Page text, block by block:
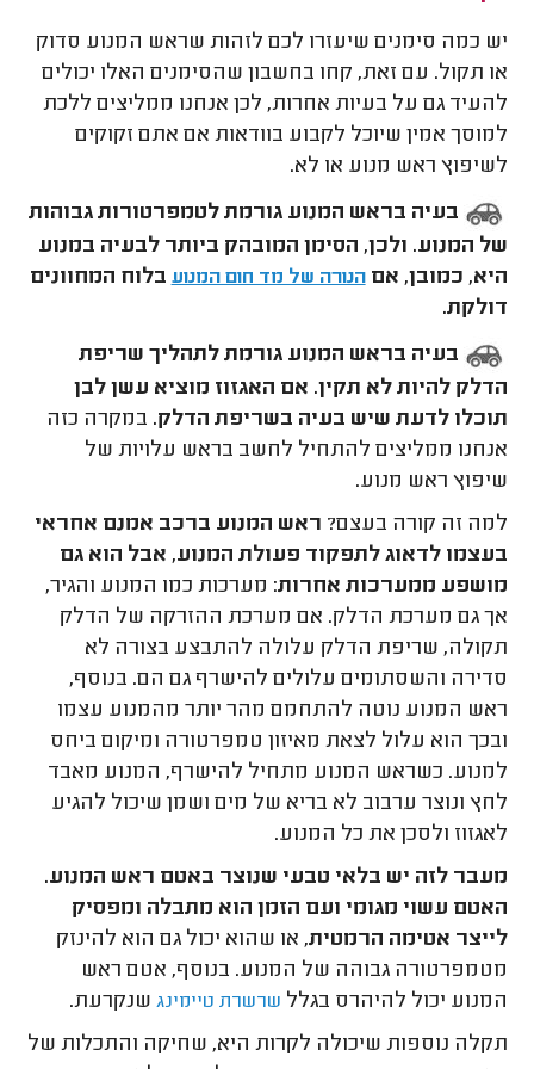
יש כמה סימנים שיעזרו לכם לזהות שראש המנוע סדוק
או תקול. עם זאת, קחו בחשבון שהסימנים האלו יכולים
להעיד גם על בעיות אחרות, לכן אנחנו ממליצים ללכת
למוסך אמין שיוכל לקבוע בוודאות אם אתם זקוקים
לשיפוץ ראש מנוע או לא.
בעיה בראש המנוע גורמת לטמפרטורות גבוהות
של המנוע. ולכן, הסימן המובהק ביותר לבעיה במנוע
היא, כמובן, אםהנורה של מד חום המנועבלוח המחוונים
דולקת.
בעיה בראש המנוע גורמת לתהליך שריפת
הדלק להיות לא תקין. אם האגזוז מוציא עשן לבן
תוכלו לדעת שיש בעיה בשריפת הדלק. במקרה כזה
אנחנו ממליצים להתחיל לחשב בראש עלויות של
שיפוץ ראש מנוע.
למה זה קורה בעצם? ראש המנוע ברכב אמנם אחראי
בעצמו לדאוג לתפקוד פעולת המנוע, אבל הוא גם
מושפע ממערכות אחרות: מערכות כמו המנוע והגיר,
אך גם מערכת הדלק. אם מערכת ההזרקה של הדלק
תקולה, שריפת הדלק עלולה להתבצע בצורה לא
סדירה והשסתומים עלולים להישרף גם הם. בנוסף,
ראש המנוע נוטה להתחמם מהר יותר מהמנוע עצמו
ובכך הוא עלול לצאת מאיזון טמפרטורה ומיקום ביחס
למנוע. כשראש המנוע מתחיל להישרף, המנוע מאבד
לחץ ונוצר ערבוב לא בריא של מים ושמן שיכול להגיע
לאגזוז ולסכן את כל המנוע.
מעבר לזה יש בלאי טבעי שנוצר באטם ראש המנוע.
האטם עשוי מגומי ועם הזמן הוא מתבלה ומפסיק
לייצר אטימה הרמטית, או שהוא יכול גם הוא להינזק
מטמפרטורה גבוהה של המנוע. בנוסף, אטם ראש
המנוע יכול להיהרס בגלל שרשרת טיימינג שנקרעת.
תקלה נוספות שיכולה לקרות היא, שחיקה והתכלות של